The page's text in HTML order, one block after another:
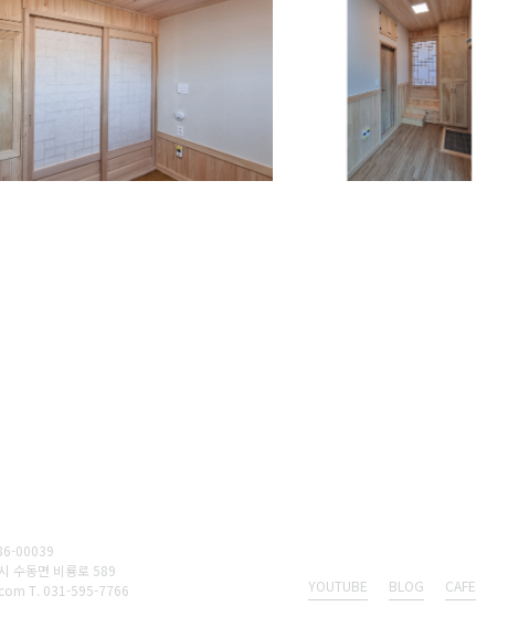
00039
수동면 비룡로 589
T. 031-595-7766 YOUTUBE BLOG CAFE